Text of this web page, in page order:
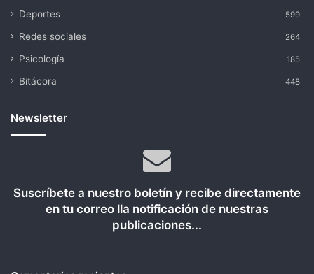
Deportes 599
Redes sociales 264
Psicología 185
Bitácora 448
Newsletter
Suscríbete a nuestro boletín y recibe directamente
en tu correo lla notificación de nuestras
publicaciones...